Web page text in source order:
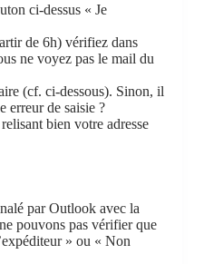
ci-dessus « Je
de 6h) vérifiez dans
ne voyez pas le mail du
(cf. ci-dessous). Sinon, il
erreur de saisie ?
bien votre adresse
par Outlook avec la
pouvons pas vérifier que
» ou « Non